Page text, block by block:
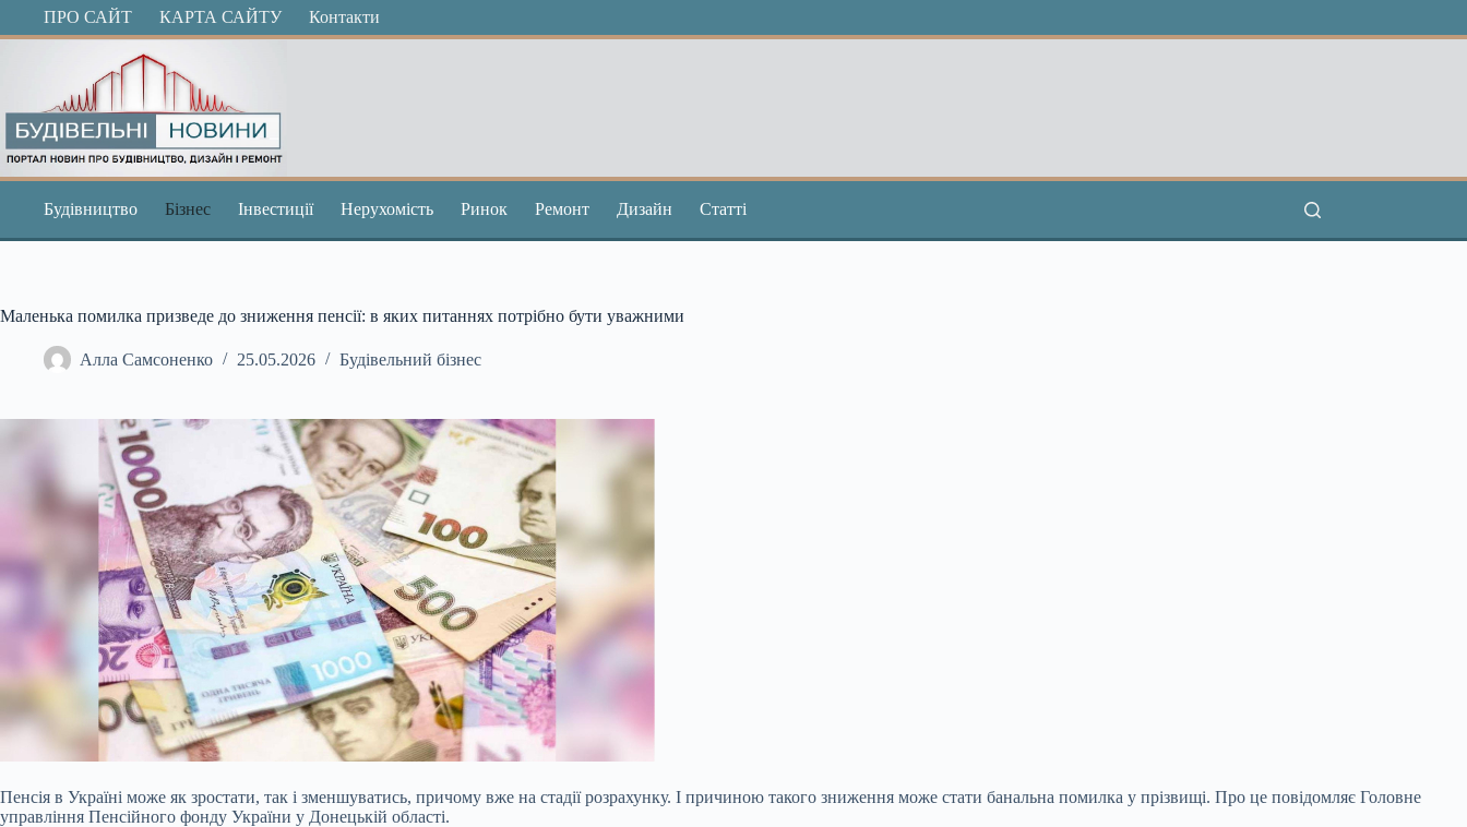
ПерейтиПРО САЙТ КАРТА САЙТУ Контакти
Будівництво Бізнес Інвестиції Нерухомість Ринок Ремонт Дизайн Статті
Маленька помилка призведе до зниження пенсії: в яких питаннях потрібно бути уважними
Алла Самсоненко 25.05.2026 Будівельний бізнес
Пенсія в Україні може як зростати, так і зменшуватись, причому вже на стадії розрахунку. І причиною такого зниження може стати банальна помилка у прізвищі. Про це повідомляє Головне
управління Пенсійного фонду України у Донецькій області.